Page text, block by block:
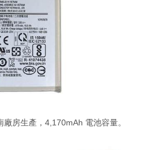
房生產，4,170mAh 電池容量。